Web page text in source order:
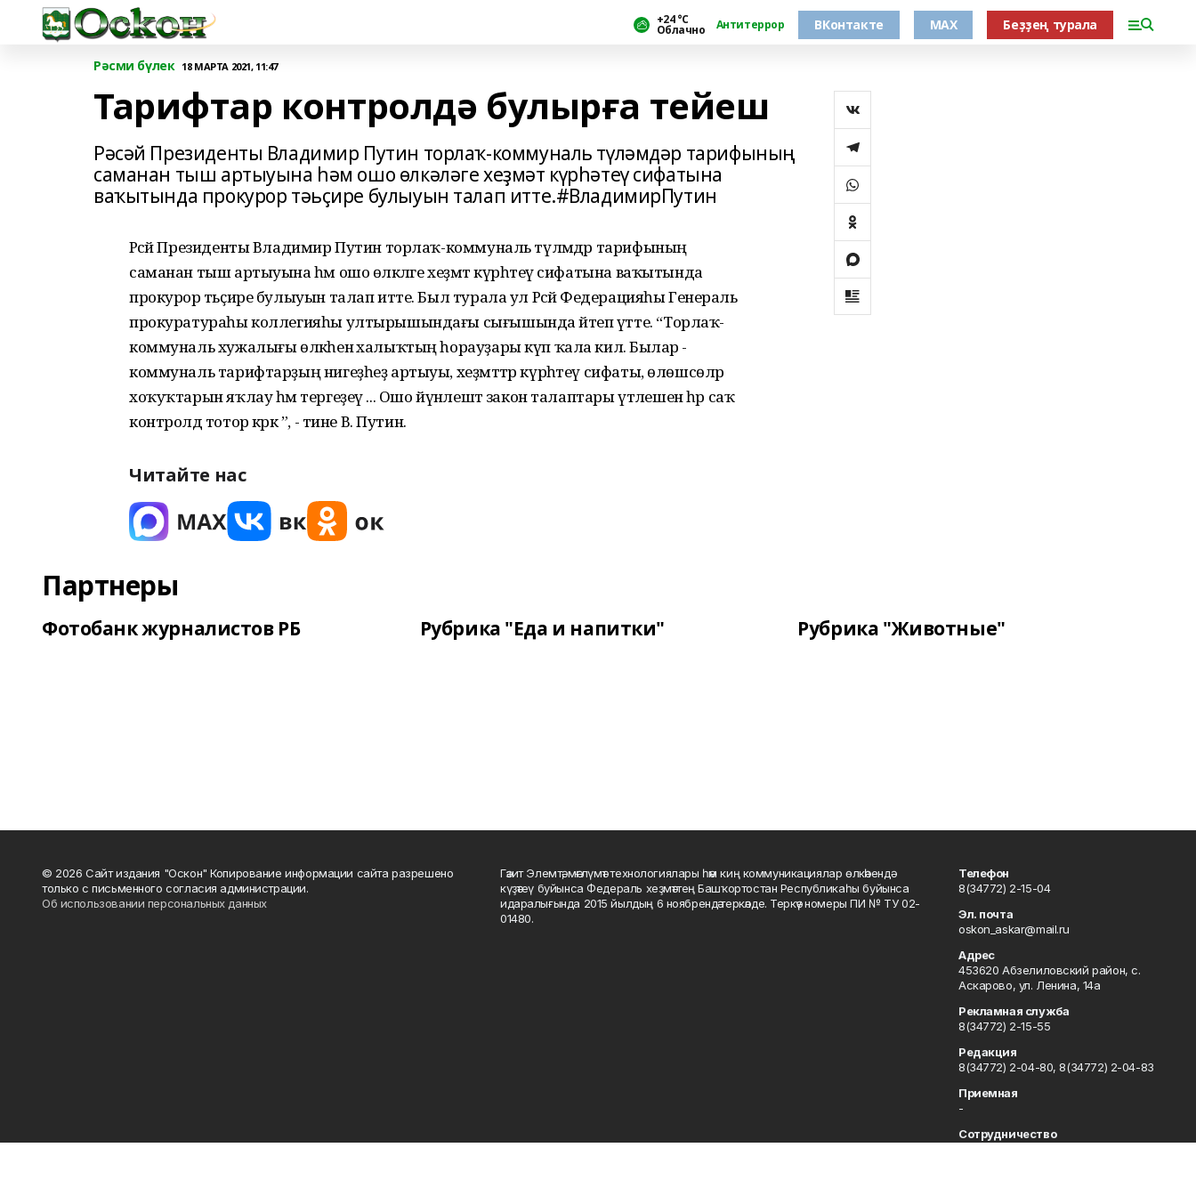
+24 °С
Облачно Антитеррор ВКонтакте MAX Беҙҙең турала
Рәсми бүлек 18 МАРТА 2021, 11:47
Тарифтар контролдә булырға тейеш
Рәсәй Президенты Владимир Путин торлаҡ-коммуналь түләмдәр тарифының
саманан тыш артыуына һәм ошо өлкәләге хеҙмәт күрһәтеү сифатына
ваҡытында прокурор тәьҫире булыуын талап итте.#ВладимирПутин
Рәсәй Президенты Владимир Путин торлаҡ-коммуналь түләмдәр тарифының
саманан тыш артыуына һәм ошо өлкәләге хеҙмәт күрһәтеү сифатына ваҡытында
прокурор тәьҫире булыуын талап итте. Был турала ул Рәсәй Федерацияһы Генераль
прокуратураһы коллегияһы ултырышындағы сығышында әйтеп үтте. “Торлаҡ-
коммуналь хужалығы өлкәһенә халыҡтың һорауҙары күп ҡала килә. Былар -
коммуналь тарифтарҙың нигеҙһеҙ артыуы, хеҙмәттәр күрһәтеү сифаты, өлөшсөләр
хоҡуҡтарын яҡлау һәм тергеҙеү ... Ошо йүнәлештә закон талаптары үтәлешен һәр саҡ
контролдә тотор кәрәк ”, - тине В. Путин.
Читайте нас
Партнеры
Фотобанк журналистов РБ Рубрика "Еда и напитки" Рубрика "Животные"
© 2026 Сайт издания "Оскон" Копирование информации сайта разрешено
только с письменного согласия администрации.
Об использовании персональных данных
Гәзит Элемтә, мәғлүмәт технологиялары һәм киң коммуникациялар өлкәһендә
күҙәтеү буйынса Федераль хеҙмәттең Башҡортостан Республикаһы буйынса
идаралығында 2015 йылдың 6 ноябрендә теркәлде. Теркәү номеры ПИ № ТУ 02-
01480.
Телефон
8(34772) 2-15-04
Эл. почта
oskon_askar@mail.ru
Адрес
453620 Абзелиловский район, с.
Аскарово, ул. Ленина, 14а
Рекламная служба
8(34772) 2-15-55
Редакция
8(34772) 2-04-80, 8(34772) 2-04-83
Приемная
-
Сотрудничество